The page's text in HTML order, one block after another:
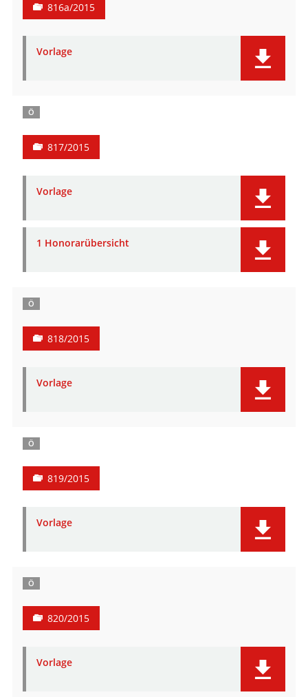
816a/2015
Vorlage
Ö
817/2015
Vorlage
1 Honorarübersicht
Ö
818/2015
Vorlage
Ö
819/2015
Vorlage
Ö
820/2015
Vorlage